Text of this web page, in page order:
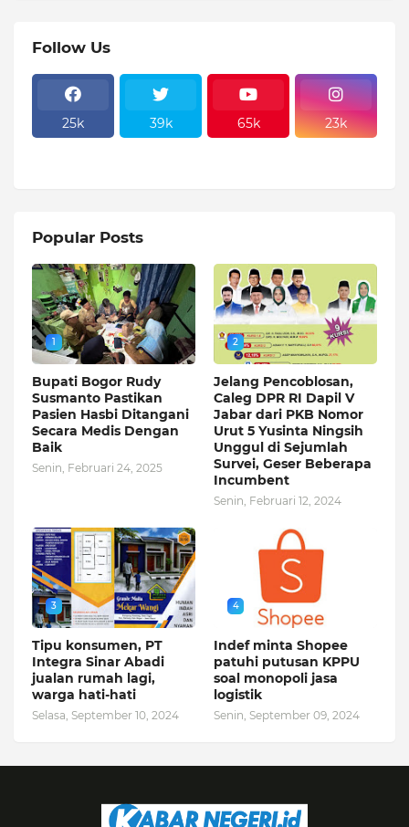
Follow Us
25k 39k 65k 23k
Popular Posts
1
Bupati Bogor Rudy
Susmanto Pastikan
Pasien Hasbi Ditangani
Secara Medis Dengan
Baik
Senin, Februari 24, 2025
2
Jelang Pencoblosan,
Caleg DPR RI Dapil V
Jabar dari PKB Nomor
Urut 5 Yusinta Ningsih
Unggul di Sejumlah
Survei, Geser Beberapa
Incumbent
Senin, Februari 12, 2024
3
Tipu konsumen, PT
Integra Sinar Abadi
jualan rumah lagi,
warga hati-hati
Selasa, September 10, 2024
4
Indef minta Shopee
patuhi putusan KPPU
soal monopoli jasa
logistik
Senin, September 09, 2024